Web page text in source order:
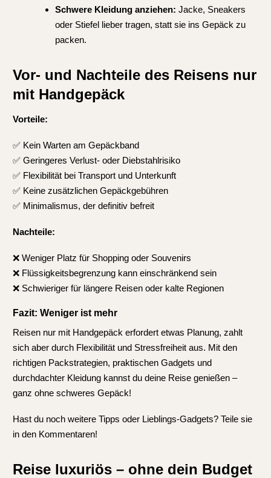
Schwere Kleidung anziehen: Jacke, Sneakers
oder Stiefel lieber tragen, statt sie ins Gepäck zu
packen.
Vor- und Nachteile des Reisens nur
mit Handgepäck
Vorteile:
✅ Kein Warten am Gepäckband
✅ Geringeres Verlust- oder Diebstahlrisiko
✅ Flexibilität bei Transport und Unterkunft
✅ Keine zusätzlichen Gepäckgebühren
✅ Minimalismus, der definitiv befreit
Nachteile:
❌ Weniger Platz für Shopping oder Souvenirs
❌ Flüssigkeitsbegrenzung kann einschränkend sein
❌ Schwieriger für längere Reisen oder kalte Regionen
Fazit: Weniger ist mehr
Reisen nur mit Handgepäck erfordert etwas Planung, zahlt
sich aber durch Flexibilität und Stressfreiheit aus. Mit den
richtigen Packstrategien, praktischen Gadgets und
durchdachter Kleidung kannst du deine Reise genießen –
ganz ohne schweres Gepäck!
Hast du noch weitere Tipps oder Lieblings-Gadgets? Teile sie
in den Kommentaren!
Reise luxuriös – ohne dein Budget